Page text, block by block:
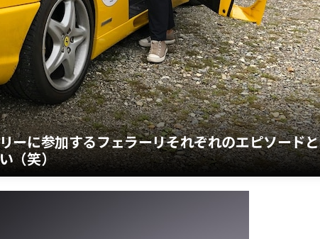
ーに参加するフェラーリそれぞれのエピソードと
（笑）